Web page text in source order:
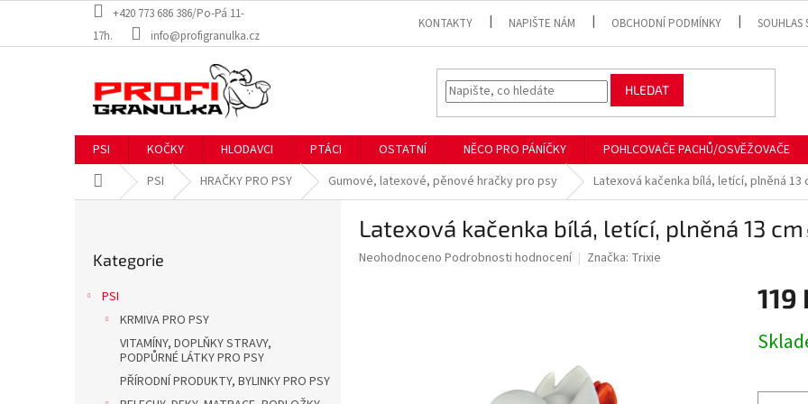
obsah
+420 773 686 386/Po-Pá 11-
17h.
info@profigranulka.cz
KONTAKTY NAPIŠTE NÁM OBCHODNÍ PODMÍNKY SOUHLAS
HLEDAT
PSI KOČKY HLODAVCI PTÁCI OSTATNÍ NĚCO PRO PÁNÍČKY POHLCOVAČE PACHŮ/OSVĚŽOVAČE
Domů PSI HRAČKY PRO PSY Gumové, latexové, pěnové hračky pro psy Latexová kačenka bílá, letící, plněná 13
kategorie
Kategorie
PSI
KRMIVA PRO PSY
VITAMÍNY, DOPLŇKY STRAVY,
PODPŮRNÉ LÁTKY PRO PSY
PŘÍRODNÍ PRODUKTY, BYLINKY PRO PSY
Latexová kačenka bílá, letící, plněná 13 cm
Průměrné
Neohodnoceno Podrobnosti hodnocení Značka: Trixie
119
cena: